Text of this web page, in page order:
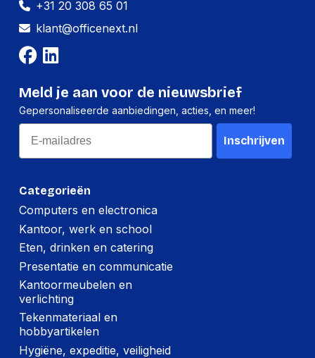
Breedte:
Hoogte:
Gewicht:
-
Categorieën
Computers en electronica
Kantoor, werk en school
Eten, drinken en catering
Presentatie en communicatie
Kantoormeubelen en
verlichting
Tekenmateriaal en
hobbyartikelen
Hygiëne, expeditie, veiligheid
+31 20 308 65 01
klant@officenext.nl
Meld je aan voor de nieuwsbrief
Gepersonaliseerde aanbiedingen, acties, en meer!
Email
Inschrijven